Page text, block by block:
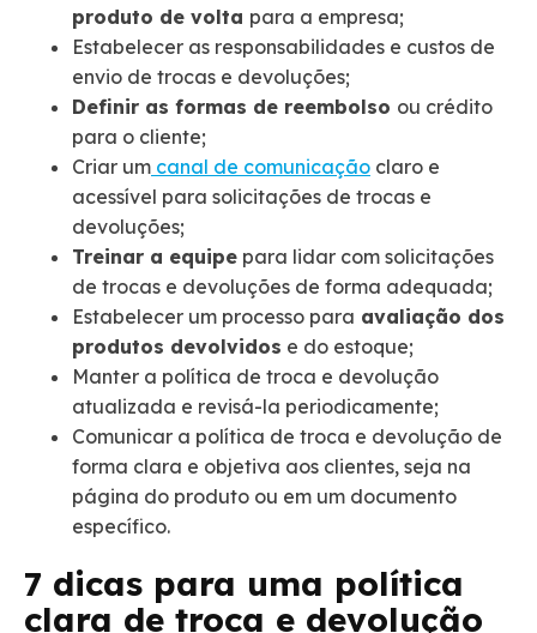
produto de volta para a empresa;
Estabelecer as responsabilidades e custos de
envio de trocas e devoluções;
Definir as formas de reembolso ou crédito
para o cliente;
Criar um canal de comunicação claro e
acessível para solicitações de trocas e
devoluções;
Treinar a equipe para lidar com solicitações
de trocas e devoluções de forma adequada;
Estabelecer um processo para avaliação dos
produtos devolvidos e do estoque;
Manter a política de troca e devolução
atualizada e revisá-la periodicamente;
Comunicar a política de troca e devolução de
forma clara e objetiva aos clientes, seja na
página do produto ou em um documento
específico.
7 dicas para uma política
clara de troca e devolução